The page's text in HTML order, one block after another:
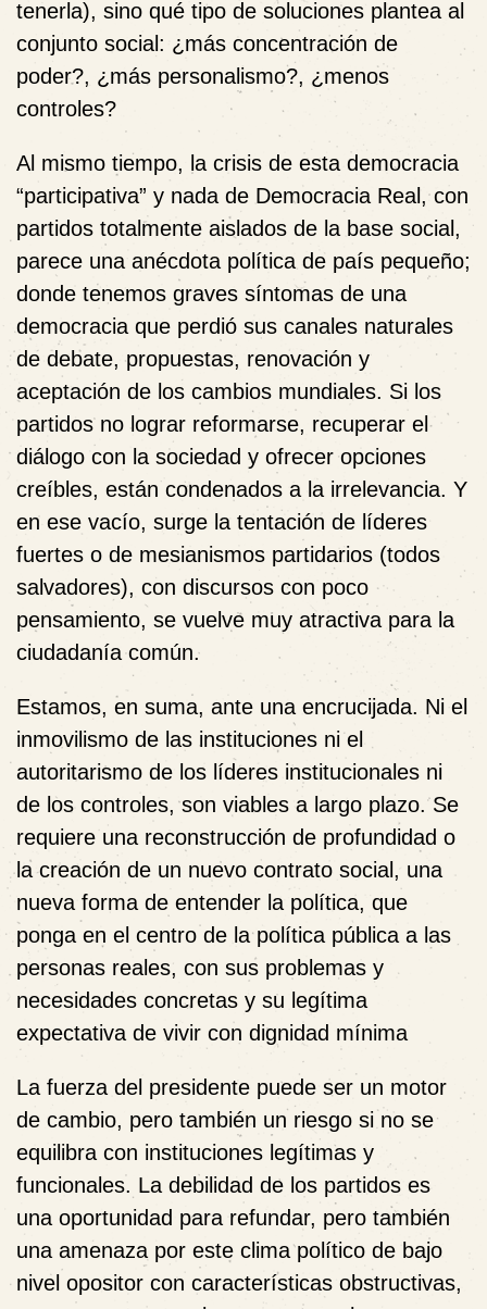
tenerla), sino qué tipo de soluciones plantea al
conjunto social: ¿más concentración de
poder?, ¿más personalismo?, ¿menos
controles?
Al mismo tiempo, la crisis de esta democracia
“participativa” y nada de Democracia Real, con
partidos totalmente aislados de la base social,
parece una anécdota política de país pequeño;
donde tenemos graves síntomas de una
democracia que perdió sus canales naturales
de debate, propuestas, renovación y
aceptación de los cambios mundiales. Si los
partidos no lograr reformarse, recuperar el
diálogo con la sociedad y ofrecer opciones
creíbles, están condenados a la irrelevancia. Y
en ese vacío, surge la tentación de líderes
fuertes o de mesianismos partidarios (todos
salvadores), con discursos con poco
pensamiento, se vuelve muy atractiva para la
ciudadanía común.
Estamos, en suma, ante una encrucijada. Ni el
inmovilismo de las instituciones ni el
autoritarismo de los líderes institucionales ni
de los controles, son viables a largo plazo. Se
requiere una reconstrucción de profundidad o
la creación de un nuevo contrato social, una
nueva forma de entender la política, que
ponga en el centro de la política pública a las
personas reales, con sus problemas y
necesidades concretas y su legítima
expectativa de vivir con dignidad mínima
La fuerza del presidente puede ser un motor
de cambio, pero también un riesgo si no se
equilibra con instituciones legítimas y
funcionales. La debilidad de los partidos es
una oportunidad para refundar, pero también
una amenaza por este clima político de bajo
nivel opositor con características obstructivas,